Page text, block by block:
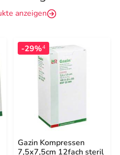
anzeigen
-29%4
Gazin Kompressen
7,5x7,5cm 12fach steril